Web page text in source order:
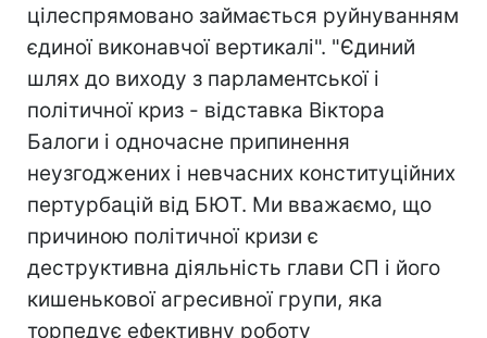
цілеспрямовано займається руйнуванням
єдиної виконавчої вертикалі". "Єдиний
шлях до виходу з парламентської і
політичної криз - відставка Віктора
Балоги і одночасне припинення
неузгоджених і невчасних конституційних
пертурбацій від БЮТ. Ми вважаємо, що
причиною політичної кризи є
деструктивна діяльність глави СП і його
кишенькової агресивної групи, яка
торпедує ефективну роботу